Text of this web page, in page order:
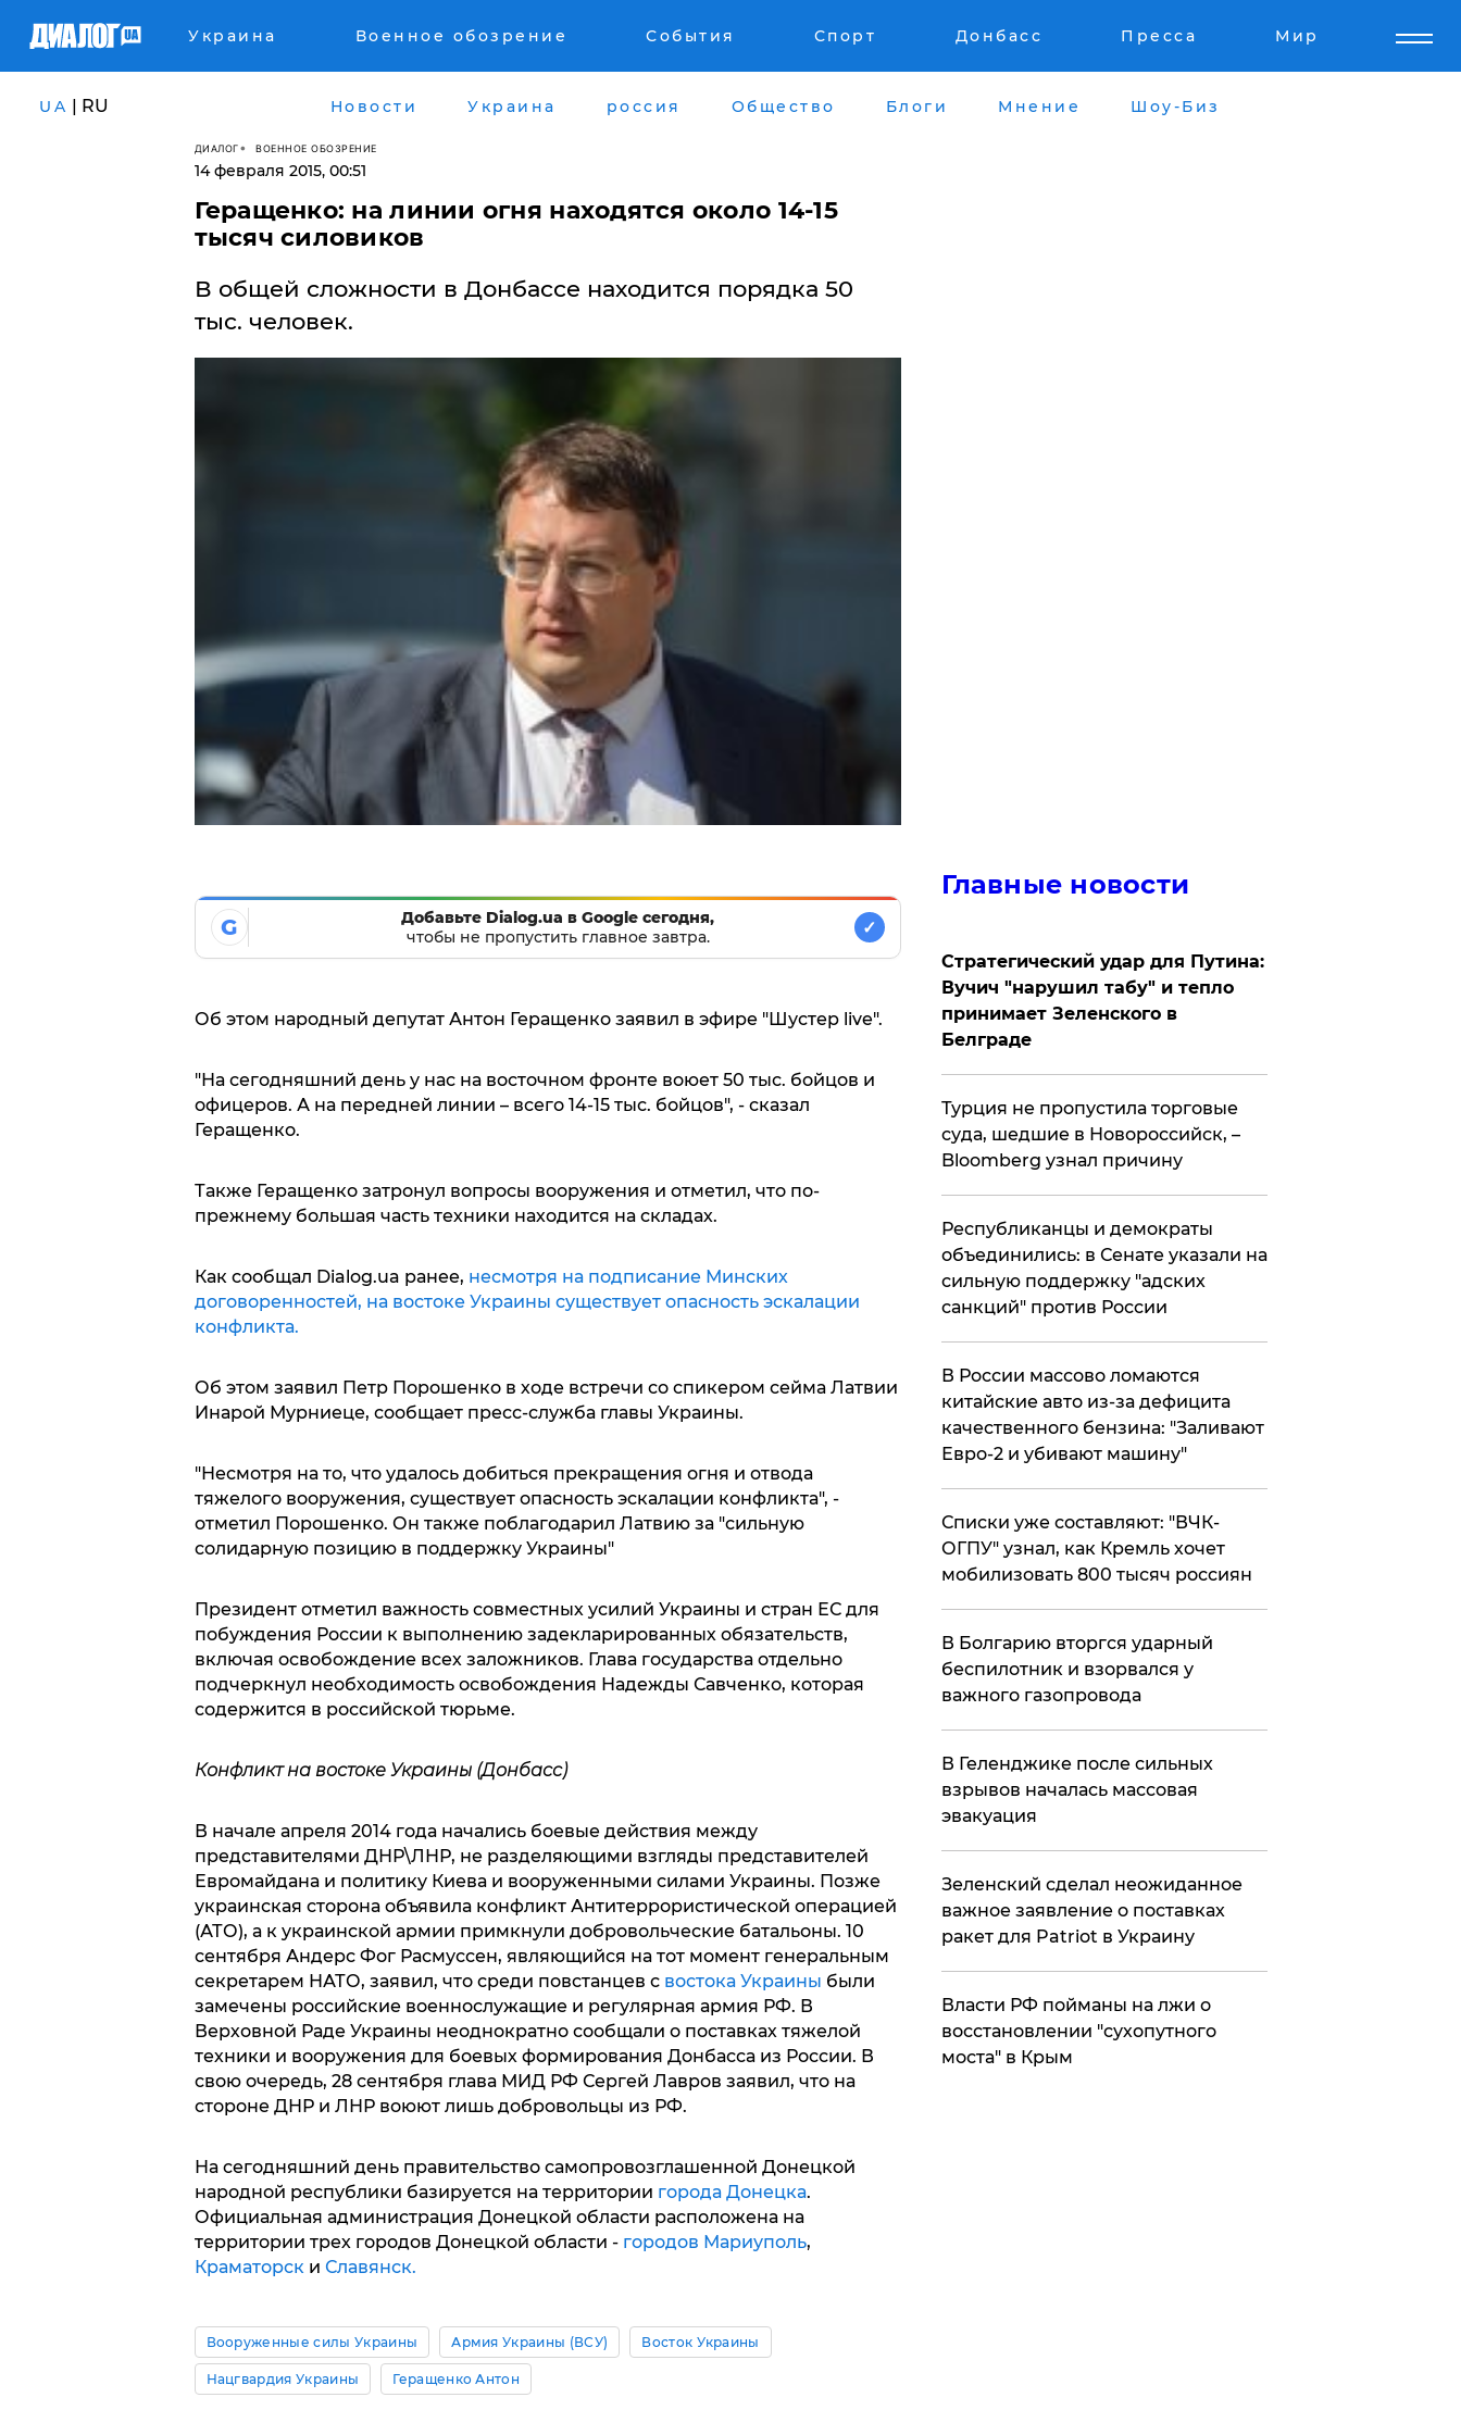
Украина Военное обозрение События Спорт Донбасс Пресса Мир
UA | RU Новости Украина россия Общество Блоги Мнение Шоу-Биз
ДИАЛОГ ВОЕННОЕ ОБОЗРЕНИЕ
14 февраля 2015, 00:51
Геращенко: на линии огня находятся около 14-15
тысяч силовиков
В общей сложности в Донбассе находится порядка 50
тыс. человек.
G
Добавьте Dialog.ua в Google сегодня,
чтобы не пропустить главное завтра.
✓
Об этом народный депутат Антон Геращенко заявил в эфире "Шустер live".
"На сегодняшний день у нас на восточном фронте воюет 50 тыс. бойцов и
офицеров. А на передней линии – всего 14-15 тыс. бойцов", - сказал
Геращенко.
Также Геращенко затронул вопросы вооружения и отметил, что по-
прежнему большая часть техники находится на складах.
Как сообщал Dialog.ua ранее, несмотря на подписание Минских
договоренностей, на востоке Украины существует опасность эскалации
конфликта.
Об этом заявил Петр Порошенко в ходе встречи со спикером сейма Латвии
Инарой Мурниеце, сообщает пресс-служба главы Украины.
"Несмотря на то, что удалось добиться прекращения огня и отвода
тяжелого вооружения, существует опасность эскалации конфликта", -
отметил Порошенко. Он также поблагодарил Латвию за "сильную
солидарную позицию в поддержку Украины"
Президент отметил важность совместных усилий Украины и стран ЕС для
побуждения России к выполнению задекларированных обязательств,
включая освобождение всех заложников. Глава государства отдельно
подчеркнул необходимость освобождения Надежды Савченко, которая
содержится в российской тюрьме.
Конфликт на востоке Украины (Донбасс)
В начале апреля 2014 года начались боевые действия между
представителями ДНР\ЛНР, не разделяющими взгляды представителей
Евромайдана и политику Киева и вооруженными силами Украины. Позже
украинская сторона объявила конфликт Антитеррористической операцией
(АТО), а к украинской армии примкнули добровольческие батальоны. 10
сентября Андерс Фог Расмуссен, являющийся на тот момент генеральным
секретарем НАТО, заявил, что среди повстанцев с востока Украины были
замечены российские военнослужащие и регулярная армия РФ. В
Верховной Раде Украины неоднократно сообщали о поставках тяжелой
техники и вооружения для боевых формирования Донбасса из России. В
свою очередь, 28 сентября глава МИД РФ Сергей Лавров заявил, что на
стороне ДНР и ЛНР воюют лишь добровольцы из РФ.
На сегодняшний день правительство самопровозглашенной Донецкой
народной республики базируется на территории города Донецка.
Официальная администрация Донецкой области расположена на
территории трех городов Донецкой области - городов Мариуполь,
Краматорски Славянск.
Вооруженные силы Украины Армия Украины (ВСУ) Восток Украины
Нацгвардия Украины Геращенко Антон
Главные новости
Стратегический удар для Путина:
Вучич "нарушил табу" и тепло
принимает Зеленского в
Белграде
Турция не пропустила торговые
суда, шедшие в Новороссийск, –
Bloomberg узнал причину
Республиканцы и демократы
объединились: в Сенате указали на
сильную поддержку "адских
санкций" против России
В России массово ломаются
китайские авто из-за дефицита
качественного бензина: "Заливают
Евро-2 и убивают машину"
Списки уже составляют: "ВЧК-
ОГПУ" узнал, как Кремль хочет
мобилизовать 800 тысяч россиян
В Болгарию вторгся ударный
беспилотник и взорвался у
важного газопровода
В Геленджике после сильных
взрывов началась массовая
эвакуация
Зеленский сделал неожиданное
важное заявление о поставках
ракет для Patriot в Украину
Власти РФ пойманы на лжи о
восстановлении "сухопутного
моста" в Крым